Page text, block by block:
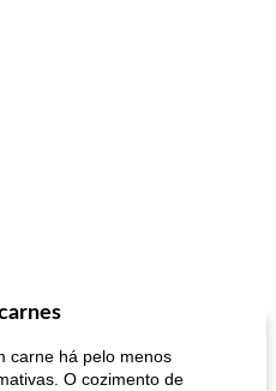
carne há pelo menos
O cozimento de